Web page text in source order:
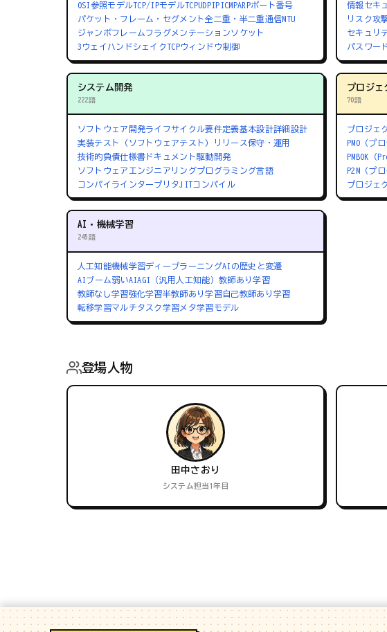
OSI参照モデルTCP/IPモデルTCPUDPIPICMPARPポート番号
パケット・フレーム・セグメント全二重・半二重通信MTU
ジャンボフレーム フラグメンテーションソケット
3ウェイハンドシェイクTCPウィンドウ制御
情報セキ
リスク攻
セキュリ
パスワー
システム開発
222語
ソフトウェア開発ライフサイクル要件定義基本設計詳細設計
実装テスト（ソフトウェアテスト） リリース保守・運用
技術的負債仕様書 ドキュメント駆動開発
ソフトウェアエンジニアリングプログラミング言語
コンパイラインタープリタ JITコンパイル
プロジェ
70語
プロジェ
PMO（プ
PMBOK（
P2M（プ
プロジェ
AI・機械学習
245語
人工知能機械学習ディープラーニングAIの歴史と変遷
AIブーム 弱いAIAGI（汎用人工知能）教師あり学習
教師なし学習強化学習半教師あり学習自己教師あり学習
転移学習マルチタスク学習メタ学習モデル
登場人物
田中さおり
システム担当1年目